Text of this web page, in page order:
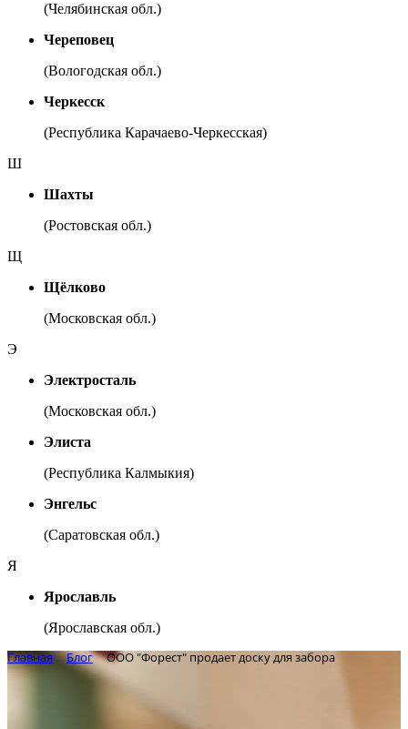
(Челябинская обл.)
Череповец
(Вологодская обл.)
Черкесск
(Республика Карачаево-Черкесская)
Ш
Шахты
(Ростовская обл.)
Щ
Щёлково
(Московская обл.)
Э
Электросталь
(Московская обл.)
Элиста
(Республика Калмыкия)
Энгельс
(Саратовская обл.)
Я
Ярославль
(Ярославская обл.)
Главная Блог ООО "Форест" продает доску для забора